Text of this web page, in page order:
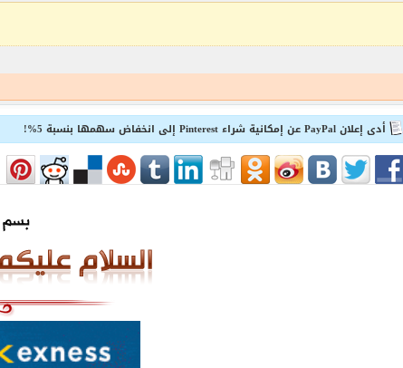
أدى إعلان PayPal عن إمكانية شراء Pinterest إلى انخفاض سهمها بنسبة 5%!